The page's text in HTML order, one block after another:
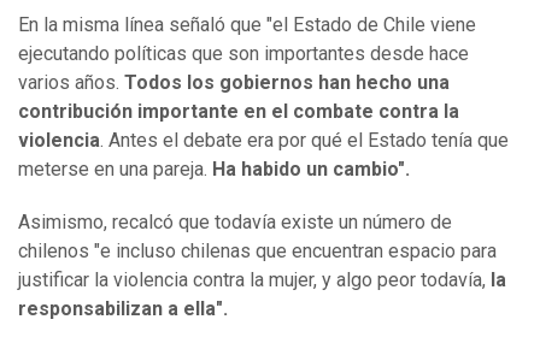
En la misma línea señaló que "el Estado de Chile viene
ejecutando políticas que son importantes desde hace
varios años. Todos los gobiernos han hecho una
contribución importante en el combate contra la
violencia. Antes el debate era por qué el Estado tenía que
meterse en una pareja. Ha habido un cambio".
Asimismo, recalcó que todavía existe un número de
chilenos "e incluso chilenas que encuentran espacio para
justificar la violencia contra la mujer, y algo peor todavía, la
responsabilizan a ella".